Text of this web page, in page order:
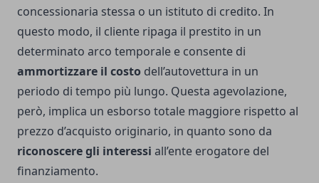
concessionaria stessa o un istituto di credito. In
questo modo, il cliente ripaga il prestito in un
determinato arco temporale e consente di
ammortizzare il costo dell’autovettura in un
periodo di tempo più lungo. Questa agevolazione,
però, implica un esborso totale maggiore rispetto al
prezzo d’acquisto originario, in quanto sono da
riconoscere gli interessi all’ente erogatore del
finanziamento.